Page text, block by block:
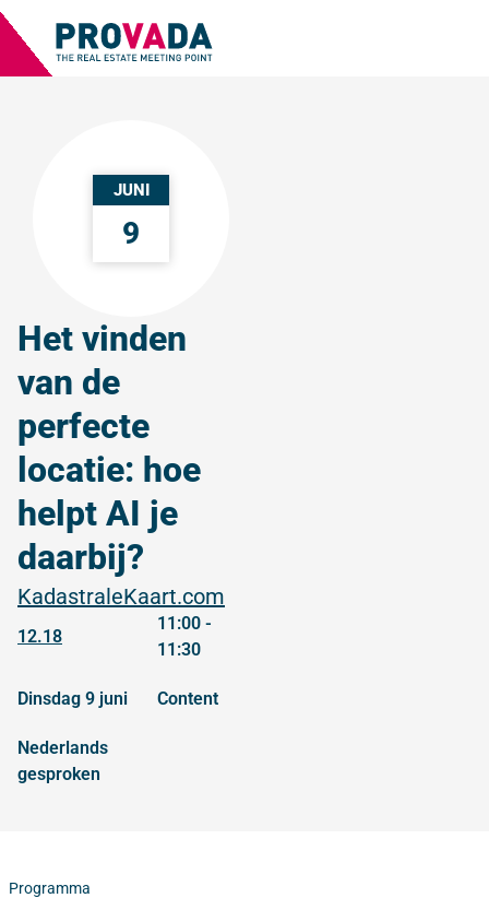
JUNI
9
Het vinden
van de
perfecte
locatie: hoe
helpt AI je
daarbij?
KadastraleKaart.com
12.18
11:00 -
11:30
dinsdag 9 juni content
Nederlands
gesproken
Programma